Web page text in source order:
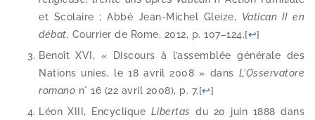
et Scolaire ; Abbé Jean-​Michel Gleize, Vatican II en
débat, Courrier de Rome, 2012, p. 107–124.[↩]
Benoît XVI, « Discours à l’assemblée géné­rale des
Nations unies, le 18 avril 2008 » dans L’Osservatore
roma­no n° 16 (22 avril 2008), p. 7.[↩]
Léon XIII, Encyclique Libertas du 20 juin 1888 dans